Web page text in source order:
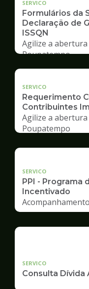
SERVICO
Formulários da
Declaração de
ISSQN
Agilize a
Poupatempo
SERVICO
Requerimento
Contribuintes
Agilize a
Poupatempo
SERVICO
PPI - Programa
Incentivado
SERVICO
Consulta Dívida